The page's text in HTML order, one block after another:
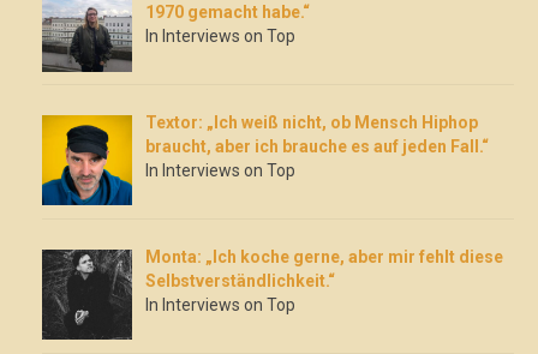
1970 gemacht habe.“
In Interviews on Top
Textor: „Ich weiß nicht, ob Mensch Hiphop
braucht, aber ich brauche es auf jeden Fall.“
In Interviews on Top
Monta: „Ich koche gerne, aber mir fehlt diese
Selbstverständlichkeit.“
In Interviews on Top